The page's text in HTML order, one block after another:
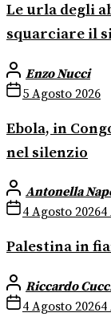
Le urla degli
squarciare il
Enzo Nucci
5 Agosto 2026
Ebola, in
nel silenzio
Antonella
4 Agosto 20264
Palestina in
Riccardo
4 Agosto 20264